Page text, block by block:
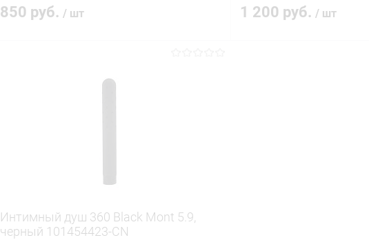
850 руб. / шт 1 200 руб. / шт
Интимный душ 360 Black Mont 5.9,
черный 101454423-CN